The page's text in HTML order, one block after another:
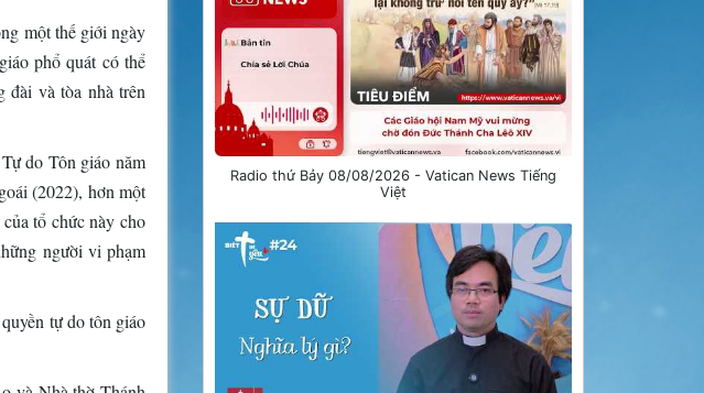
một thế giới ngày
phổ quát có thể
đài và tòa nhà trên
do Tôn giáo năm
(2022), hơn một
tổ chức này cho
người vi phạm
tự do tôn giáo
Radio thứ Bảy 08/08/2026 - Vatican News Tiếng
Việt